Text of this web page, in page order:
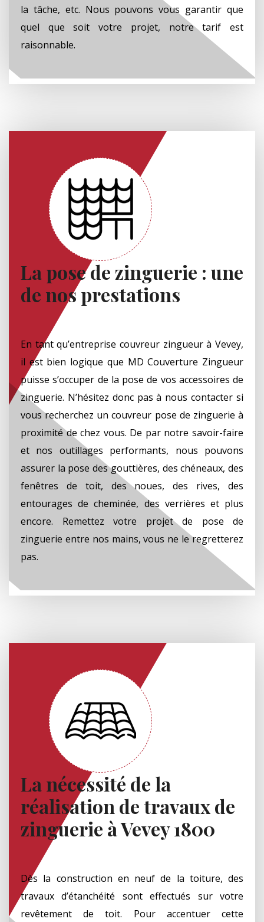
la tâche, etc. Nous pouvons vous garantir que
quel que soit votre projet, notre tarif est
raisonnable.
La pose de zinguerie : une
de nos prestations
En tant qu’entreprise couvreur zingueur à Vevey,
il est bien logique que MD Couverture Zingueur
puisse s’occuper de la pose de vos accessoires de
zinguerie. N’hésitez donc pas à nous contacter si
vous recherchez un couvreur pose de zinguerie à
proximité de chez vous. De par notre savoir-faire
et nos outillages performants, nous pouvons
assurer la pose des gouttières, des chéneaux, des
fenêtres de toit, des noues, des rives, des
entourages de cheminée, des verrières et plus
encore. Remettez votre projet de pose de
zinguerie entre nos mains, vous ne le regretterez
pas.
La nécessité de la
réalisation de travaux de
zinguerie à Vevey 1800
Dès la construction en neuf de la toiture, des
travaux d’étanchéité sont effectués sur votre
revêtement de toit. Pour accentuer cette